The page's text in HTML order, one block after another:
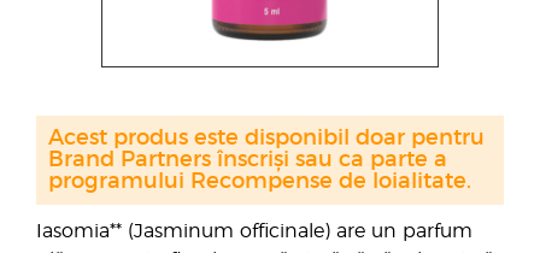
Iasomia** (Jasminum officinale) are un parfum
Acest produs este disponibil doar pentru
Brand Partners înscriși sau ca parte a
programului Recompense de loialitate.